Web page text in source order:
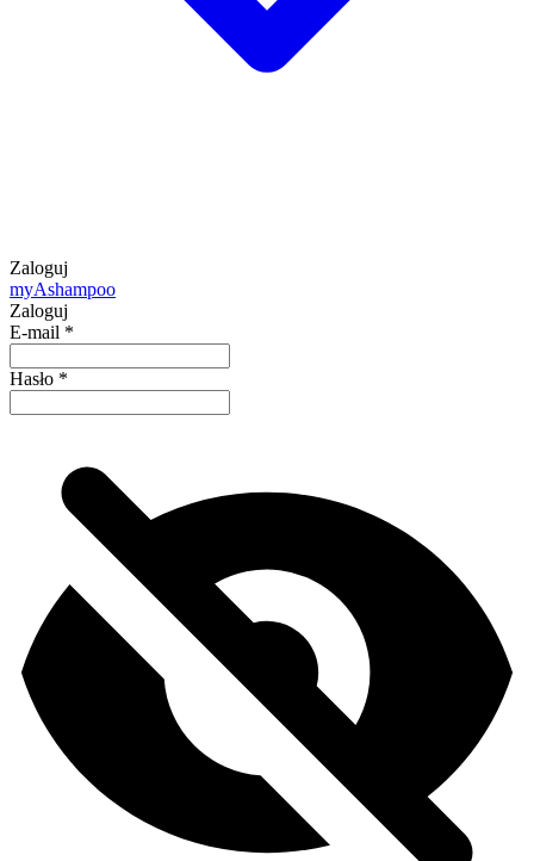
Zaloguj
myAshampoo
Zaloguj
E-mail *
Hasło *